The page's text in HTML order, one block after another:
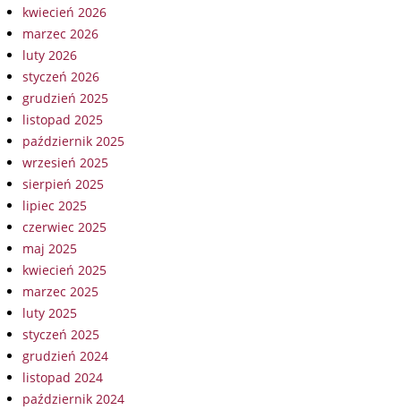
kwiecień 2026
marzec 2026
luty 2026
styczeń 2026
grudzień 2025
listopad 2025
październik 2025
wrzesień 2025
sierpień 2025
lipiec 2025
czerwiec 2025
maj 2025
kwiecień 2025
marzec 2025
luty 2025
styczeń 2025
grudzień 2024
listopad 2024
październik 2024